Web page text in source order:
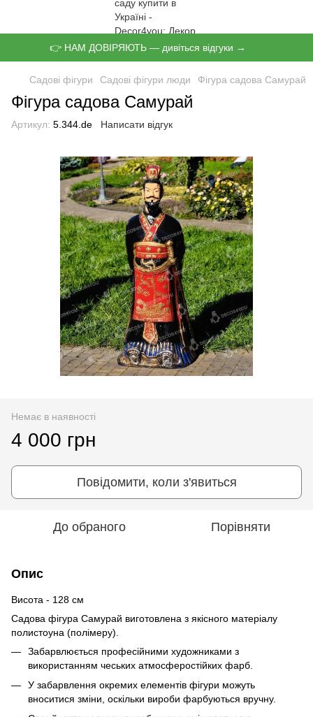
👉 НАМ ДОВІРЯЮТЬ — дивіться відгуки →
Садові фігури Садові фігури люди Фігура садова Самурай
Фігура садова Самурай
Артикул: 5.344.de Написати відгук
Немає в наявності
4 000 грн
Повідомити, коли з'явиться
До обраного Порівняти
Опис
Висота - 128 см
Cадова фігура Самурай виготовлена ​​з якісного матеріалу
полистоуна (полімеру).
Забарвлюється професійними художниками з
використанням чеських атмосферостійких фарб.
У забарвлення окремих елементів фігури можуть
вноситися зміни, оскільки вироби фарбуються вручну.